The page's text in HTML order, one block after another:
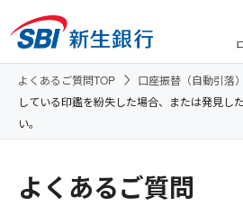
よくあるご質問TOP 口座振替（自動引落）
している印鑑を紛失した場合、または発見し
い。
よくあるご質問